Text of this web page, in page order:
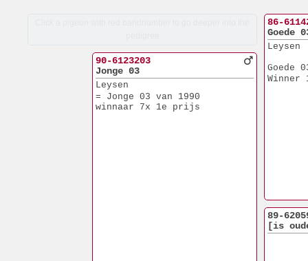
90-6123203
Jonge 03
Leysen
= Jonge 03 van 1990
winnaar 7x 1e prijs
86-
Goede
Leysen
Goede
Winner
89-
[is